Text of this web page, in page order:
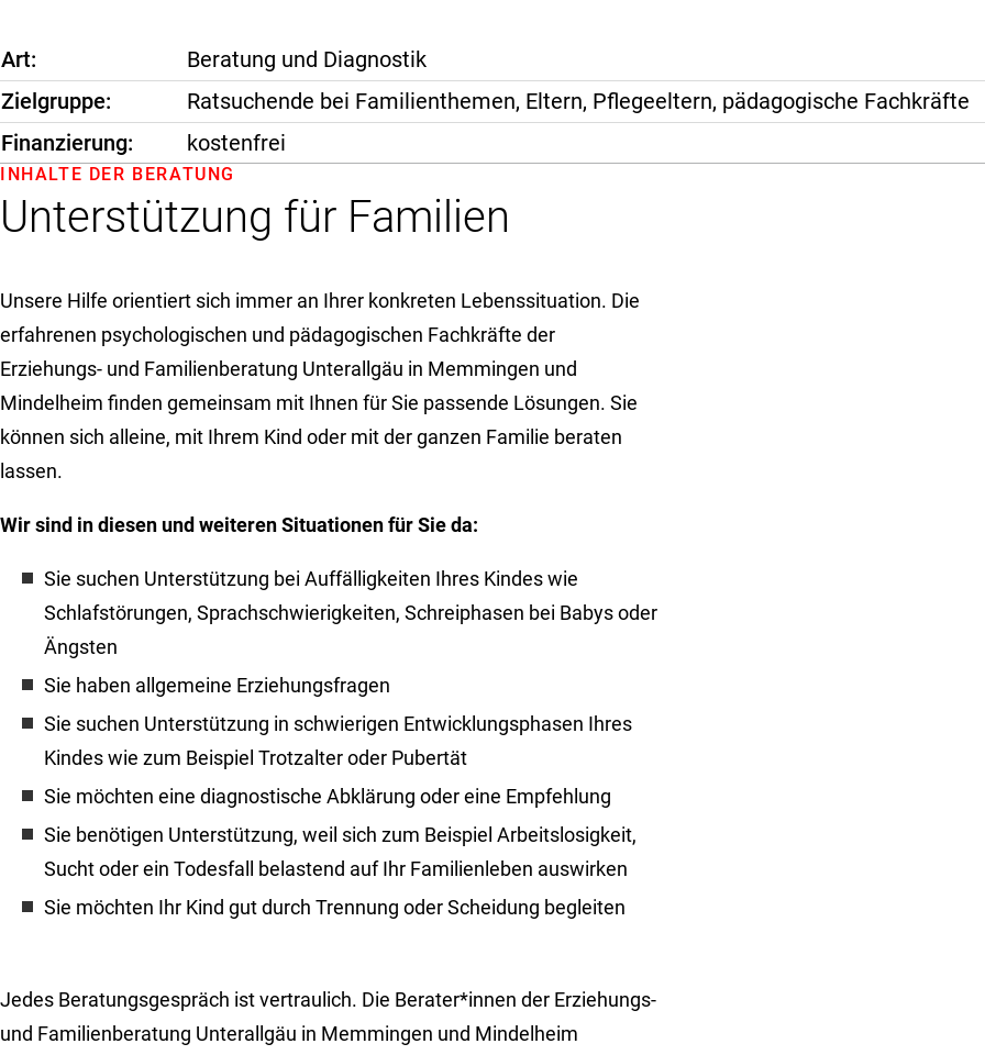
Art
Beratung und Diagnostik
Zielgruppe
Ratsuchende bei Familienthemen, Eltern, Pflegeeltern, pädagogische Fachkräfte
Finanzierung
kostenfrei
Unterstützung für Familien
INHALTE DER BERATUNG
Unsere Hilfe orientiert sich immer an Ihrer konkreten Lebenssituation. Die
erfahrenen psychologischen und pädagogischen Fachkräfte der
Erziehungs- und Familienberatung Unterallgäu in Memmingen und
Mindelheim finden gemeinsam mit Ihnen für Sie passende Lösungen. Sie
können sich alleine, mit Ihrem Kind oder mit der ganzen Familie beraten
lassen.
Wir sind in diesen und weiteren Situationen für Sie da:
Sie suchen Unterstützung bei Auffälligkeiten Ihres Kindes wie
Schlafstörungen, Sprachschwierigkeiten, Schreiphasen bei Babys oder
Ängsten
Sie haben allgemeine Erziehungsfragen
Sie suchen Unterstützung in schwierigen Entwicklungsphasen Ihres
Kindes wie zum Beispiel Trotzalter oder Pubertät
Sie möchten eine diagnostische Abklärung oder eine Empfehlung
Sie benötigen Unterstützung, weil sich zum Beispiel Arbeitslosigkeit,
Sucht oder ein Todesfall belastend auf Ihr Familienleben auswirken
Sie möchten Ihr Kind gut durch Trennung oder Scheidung begleiten
Jedes Beratungsgespräch ist vertraulich. Die Berater*innen der Erziehungs-
und Familienberatung Unterallgäu in Memmingen und Mindelheim